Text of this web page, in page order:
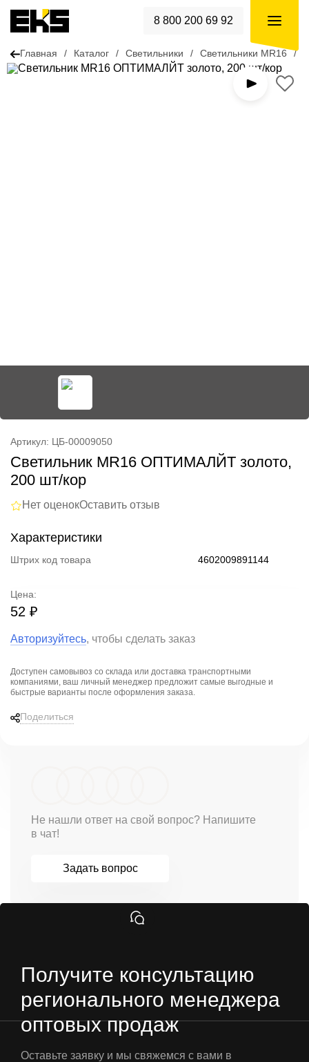
8 800 200 69 92
Главная / Каталог / Светильники / Светильники MR16 /
Артикул: ЦБ-00009050
Светильник MR16 ОПТИМАЛЙТ золото,
200 шт/кор
Нет оценокОставить отзыв
Характеристики
Штрих код товара 4602009891144
Цена:
52 ₽
Авторизуйтесь, чтобы сделать заказ
Доступен самовывоз со склада или доставка транспортными
компаниями, ваш личный менеджер предложит самые выгодные и
быстрые варианты после оформления заказа.
Поделиться
Не нашли ответ на свой вопрос? Напишите
в чат!
Задать вопрос
Получите консультацию
регионального менеджера
оптовых продаж
Оставьте заявку и мы свяжемся с вами в